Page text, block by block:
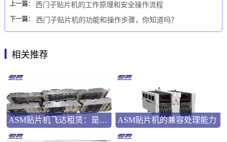
上一篇： 西门子贴片机的工作原理和安全操作流程
下一篇： 西门子贴片机的功能和操作步骤，你知道吗？
相关推荐
ASM贴片机飞达租赁：是应急之选还是长远之策？ ASM贴片机的兼容处理能力